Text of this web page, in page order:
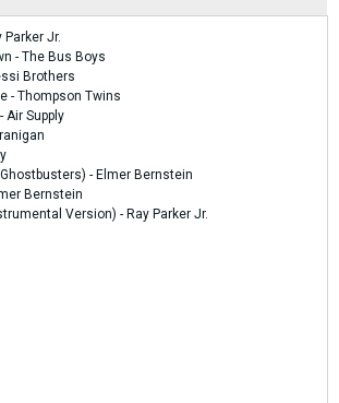
Jr.
- The Bus Boys
Brothers
- Thompson Twins
Air Supply
- Elmer Bernstein
Bernstein
Version) - Ray Parker Jr.